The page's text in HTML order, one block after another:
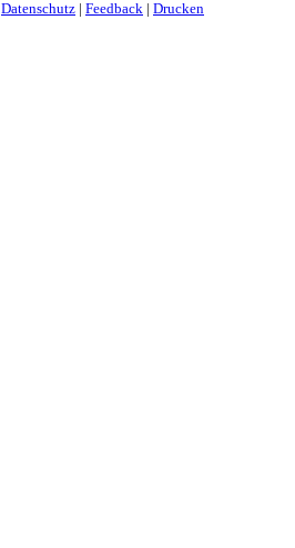
Datenschutz Feedback Drucken